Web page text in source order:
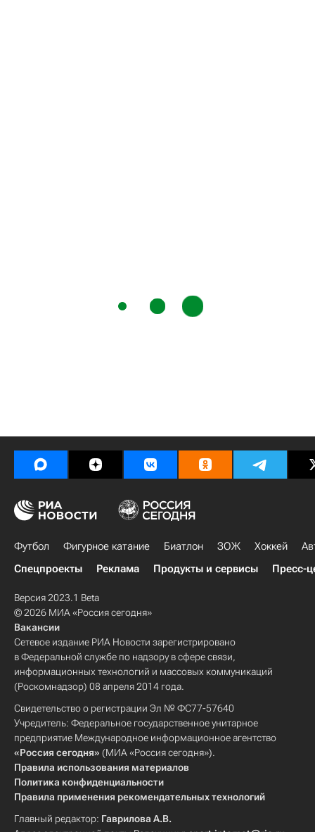
Футбол Фигурное катание Биатлон ЗОЖ Хоккей
Спецпроекты
Реклама Продукты и сервисы Пресс-
Версия 2023.1 Beta
© 2026 МИА «Россия сегодня»
Вакансии
Сетевое издание РИА Новости зарегистрировано
в Федеральной службе по надзору в сфере связи,
информационных технологий и массовых коммуникаций
(Роскомнадзор) 08 апреля 2014 года.
Свидетельство о регистрации Эл № ФС77-57640
Учредитель: Федеральное государственное унитарное
предприятие Международное информационное агентство
«Россия сегодня» (МИА «Россия сегодня»).
Правила использования материалов
Политика конфиденциальности
Правила применения рекомендательных технологий
Главный редактор: Гаврилова А.В.